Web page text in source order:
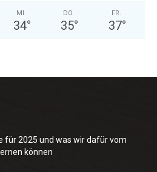
MI.
34°
DO.
35°
FR.
37°
für 2025 und was wir dafür vom
können